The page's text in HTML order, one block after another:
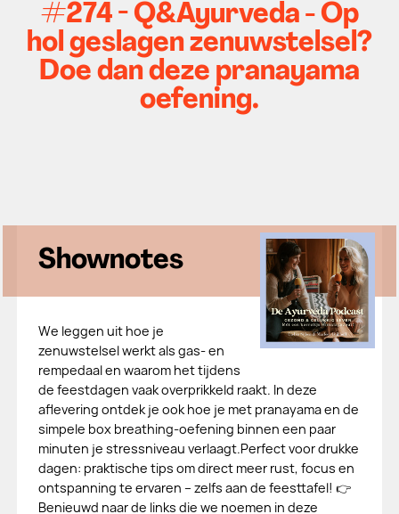
#274 - Q&Ayurveda - Op
hol geslagen zenuwstelsel?
Doe dan deze pranayama
oefening.
Shownotes
We leggen uit hoe je
zenuwstelsel werkt als gas- en
rempedaal en waarom het tijdens
de feestdagen vaak overprikkeld raakt. In deze
aflevering ontdek je ook hoe je met pranayama en de
simpele box breathing-oefening binnen een paar
minuten je stressniveau verlaagt.Perfect voor drukke
dagen: praktische tips om direct meer rust, focus en
ontspanning te ervaren – zelfs aan de feesttafel! 👉
Benieuwd naar de links die we noemen in deze